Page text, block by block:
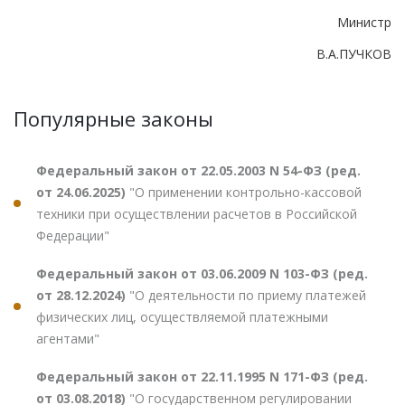
Министр
В.А.ПУЧКОВ
Популярные законы
Федеральный закон от 22.05.2003 N 54-ФЗ (ред.
от 24.06.2025) "О применении контрольно-кассовой
техники при осуществлении расчетов в Российской
Федерации"
Федеральный закон от 03.06.2009 N 103-ФЗ (ред.
от 28.12.2024) "О деятельности по приему платежей
физических лиц, осуществляемой платежными
агентами"
Федеральный закон от 22.11.1995 N 171-ФЗ (ред.
от 03.08.2018) "О государственном регулировании